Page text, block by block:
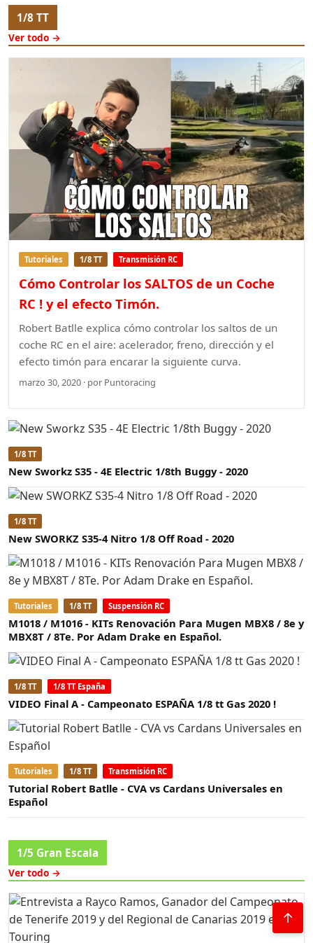
1/8 TT
Ver todo →
Tutoriales 1/8 TT Transmisión RC
Cómo Controlar los SALTOS de un Coche
RC ! y el efecto Timón.
Robert Batlle explica cómo controlar los saltos de un
coche RC en el aire: acelerador, freno, dirección y el
efecto timón para encarar la siguiente curva.
marzo 30, 2020 · por Puntoracing
1/8 TT
New Sworkz S35 - 4E Electric 1/8th Buggy - 2020
1/8 TT
New SWORKZ S35-4 Nitro 1/8 Off Road - 2020
Tutoriales 1/8 TT Suspensión RC
M1018 / M1016 - KITs Renovación Para Mugen MBX8 / 8e y
MBX8T / 8Te. Por Adam Drake en Español.
1/8 TT 1/8 TT España
VIDEO Final A - Campeonato ESPAÑA 1/8 tt Gas 2020 !
Tutoriales 1/8 TT Transmisión RC
Tutorial Robert Batlle - CVA vs Cardans Universales en
Español
1/5 Gran Escala
Ver todo →
↑